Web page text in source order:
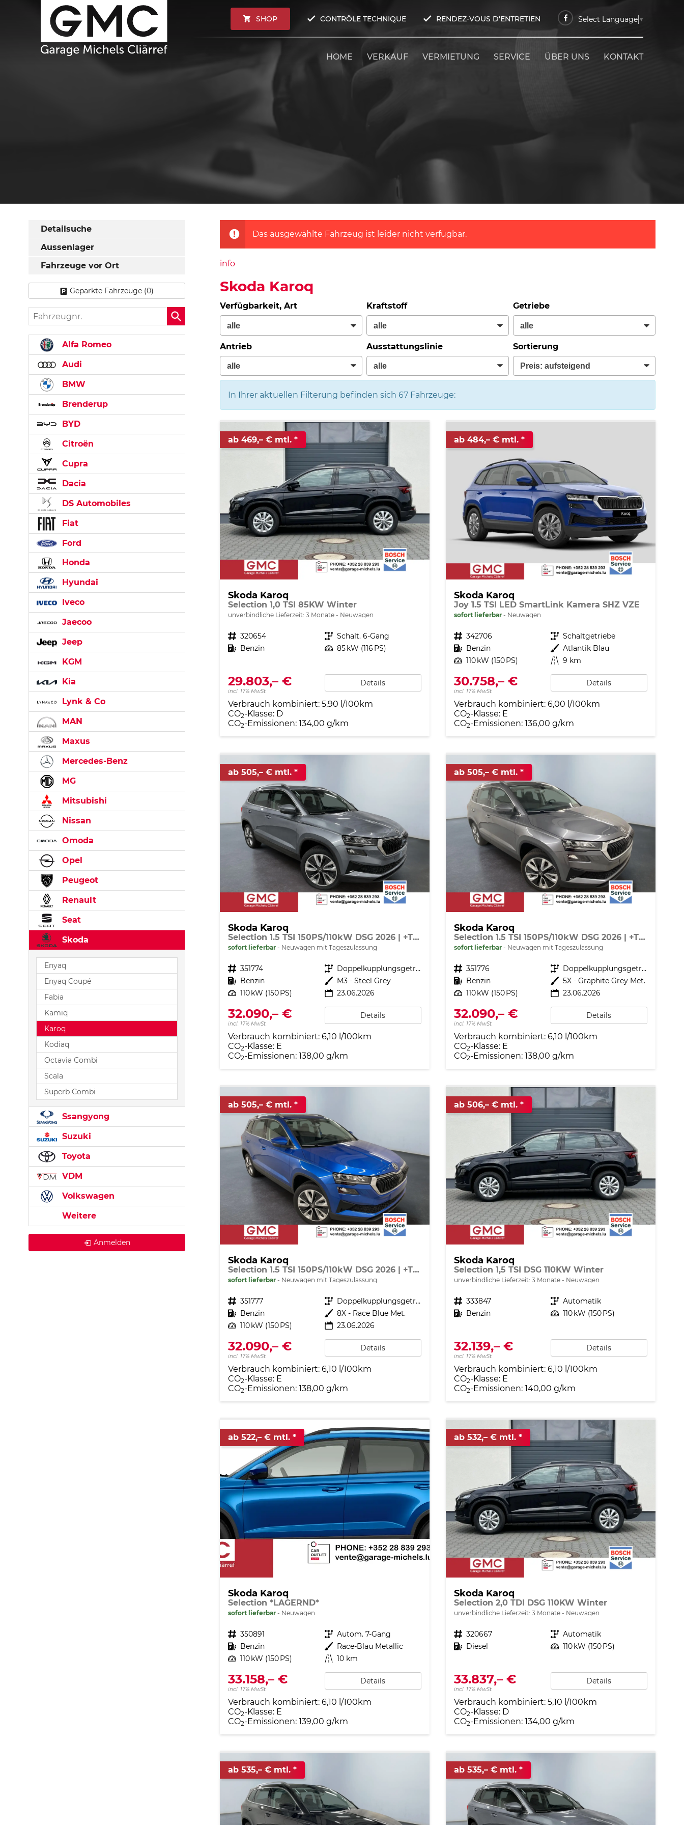
SHOP CONTRÔLE TECHNIQUE RENDEZ-VOUS D'ENTRETIEN Select Language ▼
HOME VERKAUF VERMIETUNG SERVICE ÜBER UNS KONTAKT
Das ausgewählte Fahrzeug ist leider nicht verfügbar.
info
Skoda Karoq
Verfügbarkeit, Art Kraftstoff Getriebe
Antrieb Ausstattungslinie Sortierung
In Ihrer aktuellen Filterung befinden sich 67Fahrzeuge:
ab 469,– € mtl.
Skoda Karoq
Selection 1,0 TSI 85KW Winter
unverbindliche Lieferzeit: 3 Monate Neuwagen
Fahrzeugnr. 320654 Getriebe Schalt. 6-Gang
Kraftstoff Benzin Leistung 85 kW (116 PS)
29.803,– €
incl. 17% MwSt.
Details
Verbrauch kombiniert: 5,90 l/100km
CO2-Klasse: D
CO2-Emissionen: 134,00 g/km
ab 484,– € mtl.
Skoda Karoq
Joy 1.5 TSI LED SmartLink Kamera SHZ VZE
sofort lieferbar Neuwagen
Fahrzeugnr. 342706 Getriebe Schaltgetriebe
Kraftstoff Benzin Außenfarbe Atlantik Blau
Leistung 110 kW (150 PS) Kilometerstand 9 km
30.758,– €
incl. 17% MwSt.
Details
Verbrauch kombiniert: 6,00 l/100km
CO2-Klasse: E
CO2-Emissionen: 136,00 g/km
ab 505,– € mtl.
Skoda Karoq
Selection 1.5 TSI 150PS/110kW DSG 2026 | +TravelAssist +RFK & Parksensoren +Var. Gepäckraumboden
sofort lieferbar Neuwagen mit Tageszulassung
Fahrzeugnr. 351774 Getriebe
Doppelkupplungsgetriebe (DSG)
Kraftstoff Benzin Außenfarbe M3 - Steel Grey
Leistung 110 kW (150 PS) 23.06.2026
32.090,– €
incl. 17% MwSt.
Details
Verbrauch kombiniert: 6,10 l/100km
CO2-Klasse: E
CO2-Emissionen: 138,00 g/km
ab 505,– € mtl.
Skoda Karoq
Selection 1.5 TSI 150PS/110kW DSG 2026 | +TravelAssist +RFK & Parksensoren +Var. Gepäckraumboden
sofort lieferbar Neuwagen mit Tageszulassung
Fahrzeugnr. 351776 Getriebe
Doppelkupplungsgetriebe (DSG)
Kraftstoff Benzin Außenfarbe 5X - Graphite Grey Met.
Leistung 110 kW (150 PS) 23.06.2026
32.090,– €
incl. 17% MwSt.
Details
Verbrauch kombiniert: 6,10 l/100km
CO2-Klasse: E
CO2-Emissionen: 138,00 g/km
ab 505,– € mtl.
Skoda Karoq
Selection 1.5 TSI 150PS/110kW DSG 2026 | +TravelAssist +RFK & Parksensoren +Var. Gepäckraumboden
sofort lieferbar Neuwagen mit Tageszulassung
Fahrzeugnr. 351777 Getriebe
Doppelkupplungsgetriebe (DSG)
Kraftstoff Benzin Außenfarbe 8X - Race Blue Met.
Leistung 110 kW (150 PS) 23.06.2026
32.090,– €
incl. 17% MwSt.
Details
Verbrauch kombiniert: 6,10 l/100km
CO2-Klasse: E
CO2-Emissionen: 138,00 g/km
ab 506,– € mtl.
Skoda Karoq
Selection 1,5 TSI DSG 110KW Winter
unverbindliche Lieferzeit: 3 Monate Neuwagen
Fahrzeugnr. 333847 Getriebe Automatik
Kraftstoff Benzin Leistung 110 kW (150 PS)
32.139,– €
incl. 17% MwSt.
Details
Verbrauch kombiniert: 6,10 l/100km
CO2-Klasse: E
CO2-Emissionen: 140,00 g/km
ab 522,– € mtl.
Skoda Karoq
Selection *LAGERND*
sofort lieferbar Neuwagen
Fahrzeugnr. 350891 Getriebe Autom. 7-Gang
Kraftstoff Benzin Außenfarbe Race-Blau Metallic
Leistung 110 kW (150 PS) Kilometerstand 10 km
33.158,– €
incl. 17% MwSt.
Details
Verbrauch kombiniert: 6,10 l/100km
CO2-Klasse: E
CO2-Emissionen: 139,00 g/km
ab 532,– € mtl.
Skoda Karoq
Selection 2,0 TDI DSG 110KW Winter
unverbindliche Lieferzeit: 3 Monate Neuwagen
Fahrzeugnr. 320667 Getriebe Automatik
Kraftstoff Diesel Leistung 110 kW (150 PS)
33.837,– €
incl. 17% MwSt.
Details
Verbrauch kombiniert: 5,10 l/100km
CO2-Klasse: D
CO2-Emissionen: 134,00 g/km
ab 535,– € mtl. ab 535,– € mtl.
Detailsuche
Aussenlager
Fahrzeuge vor Ort
Geparkte Fahrzeuge (0)
Fahrzeugnr.
Alfa Romeo
Audi
BMW
Brenderup
BYD
Citroën
Cupra
Dacia
DS Automobiles
Fiat
Ford
Honda
Hyundai
Iveco
Jaecoo
Jeep
KGM
Kia
Lynk & Co
MAN
Maxus
Mercedes-Benz
MG
Mitsubishi
Nissan
Omoda
Opel
Peugeot
Renault
Seat
Skoda
Enyaq
Enyaq Coupé
Fabia
Kamiq
Karoq
Kodiaq
Octavia Combi
Scala
Superb Combi
Ssangyong
Suzuki
Toyota
VDM
Volkswagen
Weitere
Anmelden